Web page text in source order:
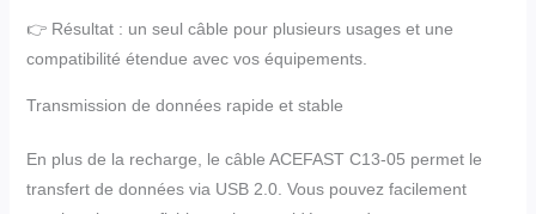
👉 Résultat : un seul câble pour plusieurs usages et une
compatibilité étendue avec vos équipements.
Transmission de données rapide et stable
En plus de la recharge, le câble ACEFAST C13-05 permet le
transfert de données via USB 2.0. Vous pouvez facilement